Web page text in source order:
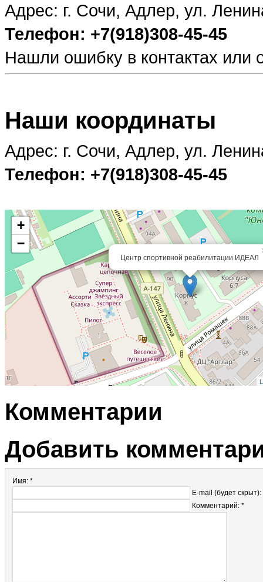
Адрес: г. Сочи, Адлер, ул.
Телефон: +7(918)308-45-45
Нашли ошибку в контактах
Наши координаты
Адрес: г. Сочи, Адлер, ул.
Телефон: +7(918)308-45-45
Центр спортивной реабилитации ИДЕАЛ
+
−
Комментарии
Добавить
Имя: *
E-mail (будет скрыт):
Комментарий: *